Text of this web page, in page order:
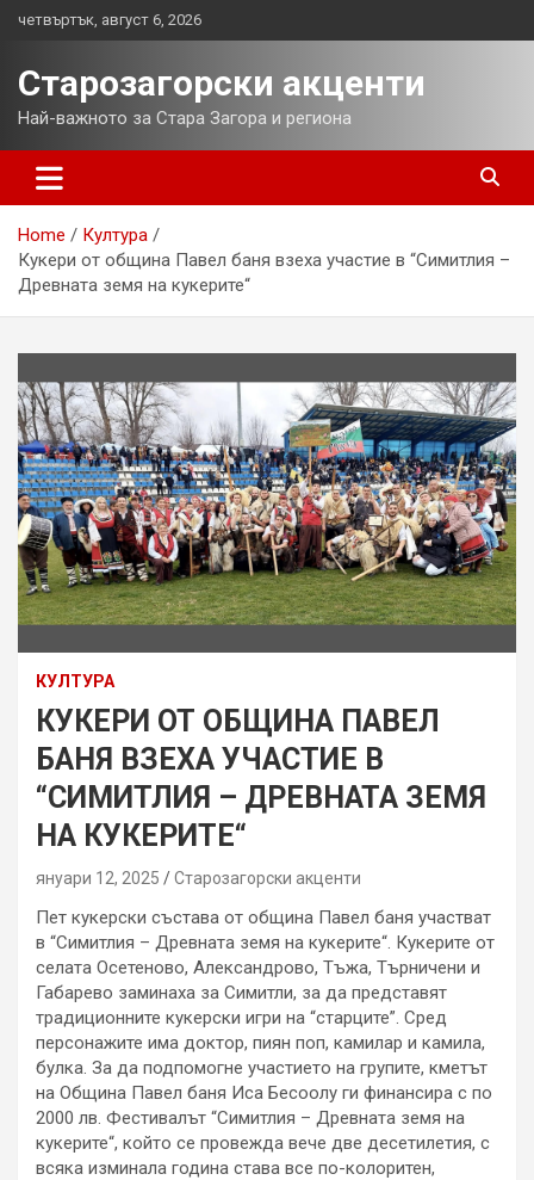
четвъртък, август 6, 2026
Старозагорски акценти
Най-важното за Стара Загора и региона
Home
Култура
Кукери от община Павел баня взеха участие в “Симитлия –
Древната земя на кукерите“
КУЛТУРА
КУКЕРИ ОТ ОБЩИНА ПАВЕЛ
БАНЯ ВЗЕХА УЧАСТИЕ В
“СИМИТЛИЯ – ДРЕВНАТА ЗЕМЯ
НА КУКЕРИТЕ“
януари 12, 2025 Старозагорски акценти
Пет кукерски състава от община Павел баня участват
в “Симитлия – Древната земя на кукерите“. Кукерите от
селата Осетеново, Александрово, Тъжа, Търничени и
Габарево заминаха за Симитли, за да представят
традиционните кукерски игри на “старците”. Сред
персонажите имa доктор, пиян поп, камилар и камила,
булка. За да подпомогне участието на групите, кметът
на Община Павел баня Иса Бесоолу ги финансира с по
2000 лв. Фестивалът “Симитлия – Древната земя на
кукерите“, който се провежда вече две десетилетия, с
всяка изминала година става все по-колоритен,